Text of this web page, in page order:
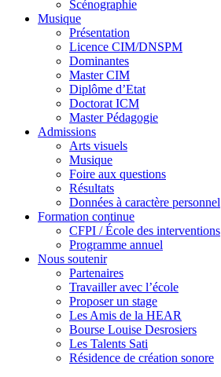
Scénographie
Musique
Présentation
Licence CIM/DNSPM
Dominantes
Master CIM
Diplôme d’Etat
Doctorat ICM
Master Pédagogie
Admissions
Arts visuels
Musique
Foire aux questions
Résultats
Données à caractère personnel
Formation continue
CFPI / École des interventions
Programme annuel
Nous soutenir
Partenaires
Travailler avec l’école
Proposer un stage
Les Amis de la HEAR
Bourse Louise Desrosiers
Les Talents Sati
Résidence de création sonore